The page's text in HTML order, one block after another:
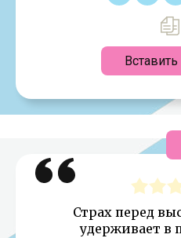
Страх перед
удерживает в